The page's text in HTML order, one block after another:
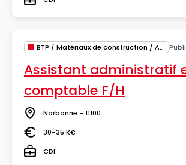
Type
BTP / Matériaux de construction / Architecture
Assistant administratif
comptable F/H
Lieu Narbonne - 11100
Salaire30-35 K€
TypeCDI